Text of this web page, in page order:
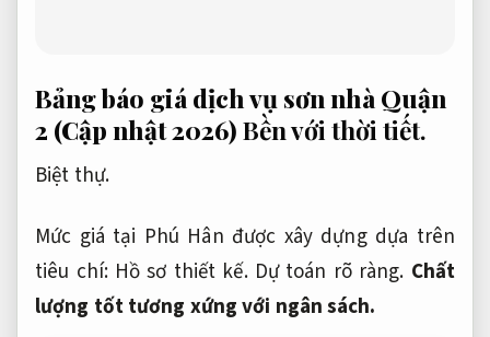
Bảng báo giá dịch vụ sơn nhà Quận
2 (Cập nhật 2026)Bền với thời tiết.
Biệt thự.
Mức giá tại Phú Hân được xây dựng dựa trên
tiêu chí: Hồ sơ thiết kế. Dự toán rõ ràng. Chất
lượng tốt tương xứng với ngân sách.